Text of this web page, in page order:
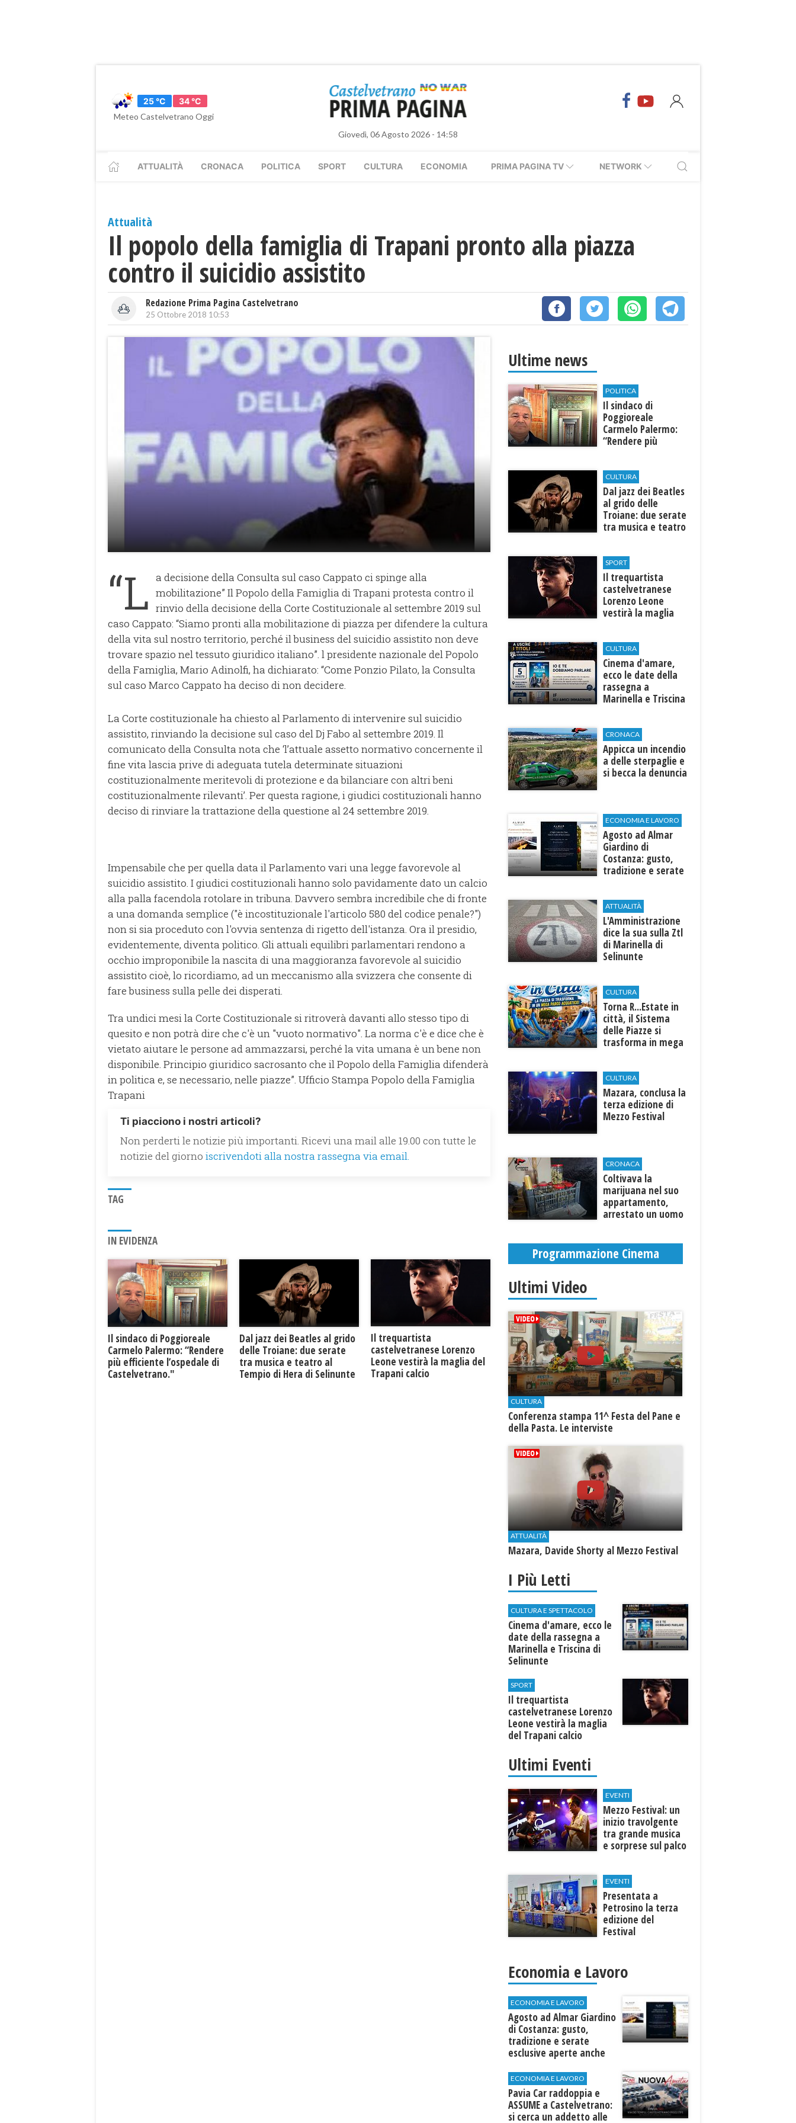
25 °C
34 °C
Meteo Castelvetrano Oggi
Giovedì, 06 Agosto 2026 - 14:58
ATTUALITÀ CRONACA POLITICA SPORT CULTURA ECONOMIA PRIMA PAGINA TV NETWORK
Attualità
Il popolo della famiglia di Trapani pronto alla piazza
contro il suicidio assistito
Redazione Prima Pagina Castelvetrano
25 Ottobre 2018 10:53
“L a decisione della Consulta sul caso Cappato ci spinge alla
mobilitazione” Il Popolo della Famiglia di Trapani protesta contro il
rinvio della decisione della Corte Costituzionale al settembre 2019 sul
caso Cappato: “Siamo pronti alla mobilitazione di piazza per difendere la cultura
della vita sul nostro territorio, perché il business del suicidio assistito non deve
trovare spazio nel tessuto giuridico italiano”. l presidente nazionale del Popolo
della Famiglia, Mario Adinolfi, ha dichiarato: “Come Ponzio Pilato, la Consulta
sul caso Marco Cappato ha deciso di non decidere.
La Corte costituzionale ha chiesto al Parlamento di intervenire sul suicidio
assistito, rinviando la decisione sul caso del Dj Fabo al settembre 2019. Il
comunicato della Consulta nota che ‘l’attuale assetto normativo concernente il
fine vita lascia prive di adeguata tutela determinate situazioni
costituzionalmente meritevoli di protezione e da bilanciare con altri beni
costituzionalmente rilevanti’. Per questa ragione, i giudici costituzionali hanno
deciso di rinviare la trattazione della questione al 24 settembre 2019.
Impensabile che per quella data il Parlamento vari una legge favorevole al
suicidio assistito. I giudici costituzionali hanno solo pavidamente dato un calcio
alla palla facendola rotolare in tribuna. Davvero sembra incredibile che di fronte
a una domanda semplice ("è incostituzionale l'articolo 580 del codice penale?")
non si sia proceduto con l'ovvia sentenza di rigetto dell'istanza. Ora il presidio,
evidentemente, diventa politico. Gli attuali equilibri parlamentari rendono a
occhio improponibile la nascita di una maggioranza favorevole al suicidio
assistito cioè, lo ricordiamo, ad un meccanismo alla svizzera che consente di
fare business sulla pelle dei disperati.
Tra undici mesi la Corte Costituzionale si ritroverà davanti allo stesso tipo di
quesito e non potrà dire che c'è un "vuoto normativo". La norma c'è e dice che è
vietato aiutare le persone ad ammazzarsi, perché la vita umana è un bene non
disponibile. Principio giuridico sacrosanto che il Popolo della Famiglia difenderà
in politica e, se necessario, nelle piazze”. Ufficio Stampa Popolo della Famiglia
Trapani
Ti piacciono i nostri articoli?
Non perderti le notizie più importanti. Ricevi una mail alle 19.00 con tutte le
notizie del giorno iscrivendoti alla nostra rassegna via email.
TAG
IN EVIDENZA
Il sindaco di Poggioreale
Carmelo Palermo: “Rendere
più efficiente l’ospedale di
Castelvetrano."
Dal jazz dei Beatles al grido
delle Troiane: due serate
tra musica e teatro al
Tempio di Hera di Selinunte
Il trequartista
castelvetranese Lorenzo
Leone vestirà la maglia del
Trapani calcio
Ultime news
POLITICA
Il sindaco di
Poggioreale
Carmelo Palermo:
“Rendere più
Castelvetrano."
CULTURA
Dal jazz dei Beatles
al grido delle
Troiane: due serate
tra musica e teatro
SPORT
Il trequartista
castelvetranese
Lorenzo Leone
vestirà la maglia
CULTURA
Cinema d'amare,
ecco le date della
rassegna a
Marinella e Triscina
CRONACA
Appicca un incendio
a delle sterpaglie e
si becca la denuncia
ECONOMIA E LAVORO
Agosto ad Almar
Giardino di
Costanza: gusto,
tradizione e serate
esterni
ATTUALITÀ
L'Amministrazione
dice la sua sulla Ztl
di Marinella di
Selinunte
CULTURA
Torna R...Estate in
città, il Sistema
delle Piazze si
trasforma in mega
CULTURA
​Mazara, conclusa la
terza edizione di
Mezzo Festival
CRONACA
Coltivava la
marijuana nel suo
appartamento,
arrestato un uomo
Programmazione Cinema
Ultimi Video
CULTURA
Conferenza stampa 11^ Festa del Pane e
della Pasta. Le interviste
ATTUALITÀ
Mazara, Davide Shorty al Mezzo Festival
I Più Letti
CULTURA E SPETTACOLO
Cinema d'amare, ecco le
date della rassegna a
Marinella e Triscina di
Selinunte
SPORT
Il trequartista
castelvetranese Lorenzo
Leone vestirà la maglia
del Trapani calcio
Ultimi Eventi
EVENTI
Mezzo Festival: un
inizio travolgente
tra grande musica
e sorprese sul palco
EVENTI
Presentata a
Petrosino la terza
edizione del
Festival
"Voci dal
Mediterraneo"
Economia e Lavoro
ECONOMIA E LAVORO
Agosto ad Almar Giardino
di Costanza: gusto,
tradizione e serate
esclusive aperte anche
ECONOMIA E LAVORO
Pavia Car raddoppia e
ASSUME a Castelvetrano:
si cerca un addetto alle